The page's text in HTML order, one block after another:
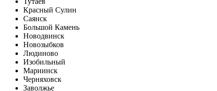
Красный Сулин
Саянск
Большой Камень
Новодвинск
Новозыбков
Людиново
Изобильный
Мариинск
Черняховск
Заволжье